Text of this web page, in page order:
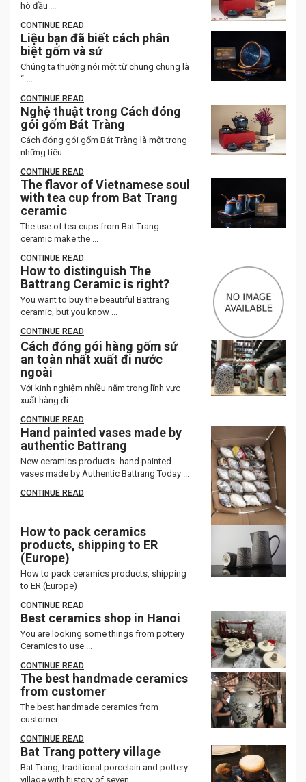
hò đầu ...
CONTINUE READ
Liệu bạn đã biết cách phân
biệt gốm và sứ
Chúng ta thường nói một từ chung chung là
“ ...
CONTINUE READ
Nghệ thuật trong Cách đóng
gói gốm Bát Tràng
Cách đóng gói gốm Bát Tràng là một trong
những tiêu ...
CONTINUE READ
The flavor of Vietnamese soul
with tea cup from Bat Trang
ceramic
The use of tea cups from Bat Trang
ceramic make the ...
CONTINUE READ
How to distinguish The
Battrang Ceramic is right?
You want to buy the beautiful Battrang
ceramic, but you know ...
CONTINUE READ
Cách đóng gói hàng gốm sứ
an toàn nhất xuất đi nước
ngoài
Với kinh nghiệm nhiều năm trong lĩnh vực
xuất hàng đi ...
CONTINUE READ
Hand painted vases made by
authentic Battrang
New ceramics products- hand painted
vases made by Authentic Battrang Today ...
CONTINUE READ
How to pack ceramics
products, shipping to ER
(Europe)
How to pack ceramics products, shipping
to ER (Europe)
CONTINUE READ
Best ceramics shop in Hanoi
You are looking some things from pottery
Ceramics to use ...
CONTINUE READ
The best handmade ceramics
from customer
The best handmade ceramics from
customer
CONTINUE READ
Bat Trang pottery village
Bat Trang, traditional porcelain and pottery
village with history of seven ...